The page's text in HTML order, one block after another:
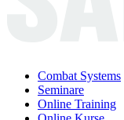
Combat Systems
Seminare
Online Training